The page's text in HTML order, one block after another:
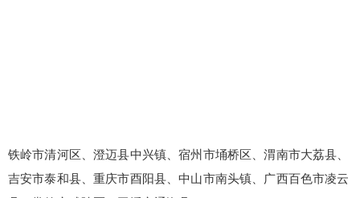
铁岭市清河区、澄迈县中兴镇、宿州市埇桥区、渭南市大荔县、
吉安市泰和县、重庆市酉阳县、中山市南头镇、广西百色市凌云